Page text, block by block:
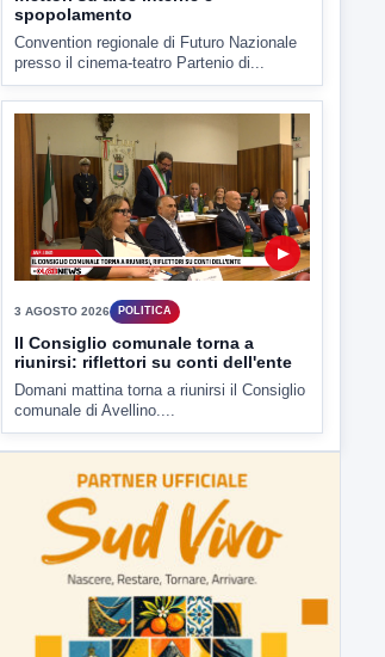
3 AGOSTO 2026 POLITICA
Il Consiglio comunale torna a
riunirsi: riflettori su conti dell'ente
Domani mattina torna a riunirsi il Consiglio
comunale di Avellino....